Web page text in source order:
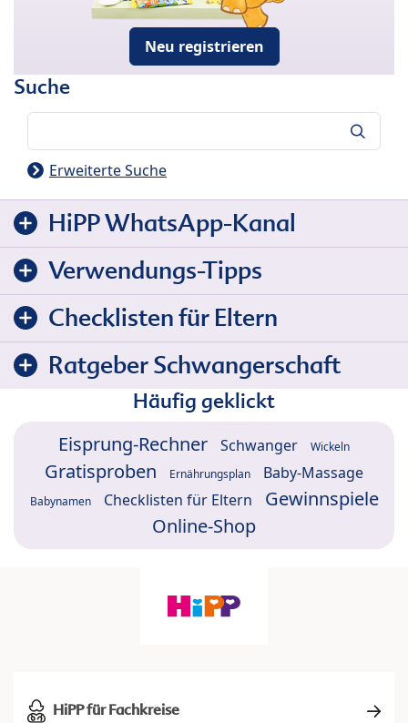
Neu registrieren
Suche
Erweiterte Suche
HiPP WhatsApp-Kanal
Verwendungs-Tipps
Checklisten für Eltern
Ratgeber Schwangerschaft
Häufig geklickt
Eisprung-Rechner Schwanger Wickeln
Gratisproben Ernährungsplan Baby-Massage
Babynamen Checklisten für Eltern
Gewinnspiele
Online-Shop
HiPP für Fachkreise